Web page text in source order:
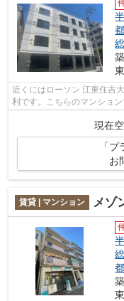
近くにはローソン 江東住吉
利です。こちらのマンショ
現在
「
お
賃貸 | マンション メゾ